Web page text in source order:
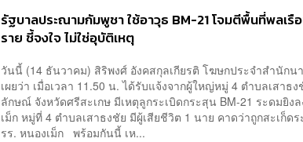
รัฐบาลประณามกัมพูชา ใช้อาวุธ BM-21 โจมตีพื้นที่พลเรื
ราย ชี้จงใจ ไม่ใช่อุบัติเหตุ
วันนี้ (14 ธันวาคม) สิริพงศ์ อังคสกุลเกียรติ โฆษกประจำสำนักน
เผยว่า เมื่อเวลา 11.50 น. ได้รับแจ้งจากผู้ใหญ่หมู่ 4 ตำบลเสาธ
ลักษณ์ จังหวัดศรีสะเกษ มีเหตุลูกระเบิดกระสุน BM-21 ระดมยิง
เม็ก หมู่ที่ 4 ตำบลเสาธงชัย มีผู้เสียชีวิต 1 นาย คาดว่าถูกสะเก็ด
รร. หนองเม็ก พร้อมกันนี้ เห...